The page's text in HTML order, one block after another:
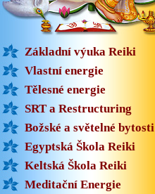
Základní výuka Reiki
Vlastní energie
Tělesné energie
SRT a Restructuring
Božské a světelné bytosti
Egyptská Škola Reiki
Keltská Škola Reiki
Meditační Energie